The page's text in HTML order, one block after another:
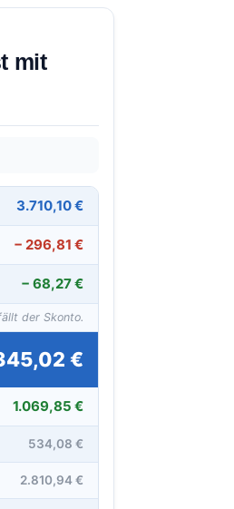
mit
3.710,10 €
− 296,81 €
− 68,27 €
der Skonto.
€
1.069,85 €
534,08 €
2.810,94 €